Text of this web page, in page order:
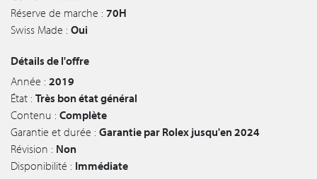
Réserve de marche : 70H
Swiss Made : Oui
Détails de l'offre
Année : 2019
État : Très bon état général
Contenu : Complète
Garantie et durée : Garantie par Rolex jusqu'en 2024
Révision : Non
Disponibilité : Immédiate